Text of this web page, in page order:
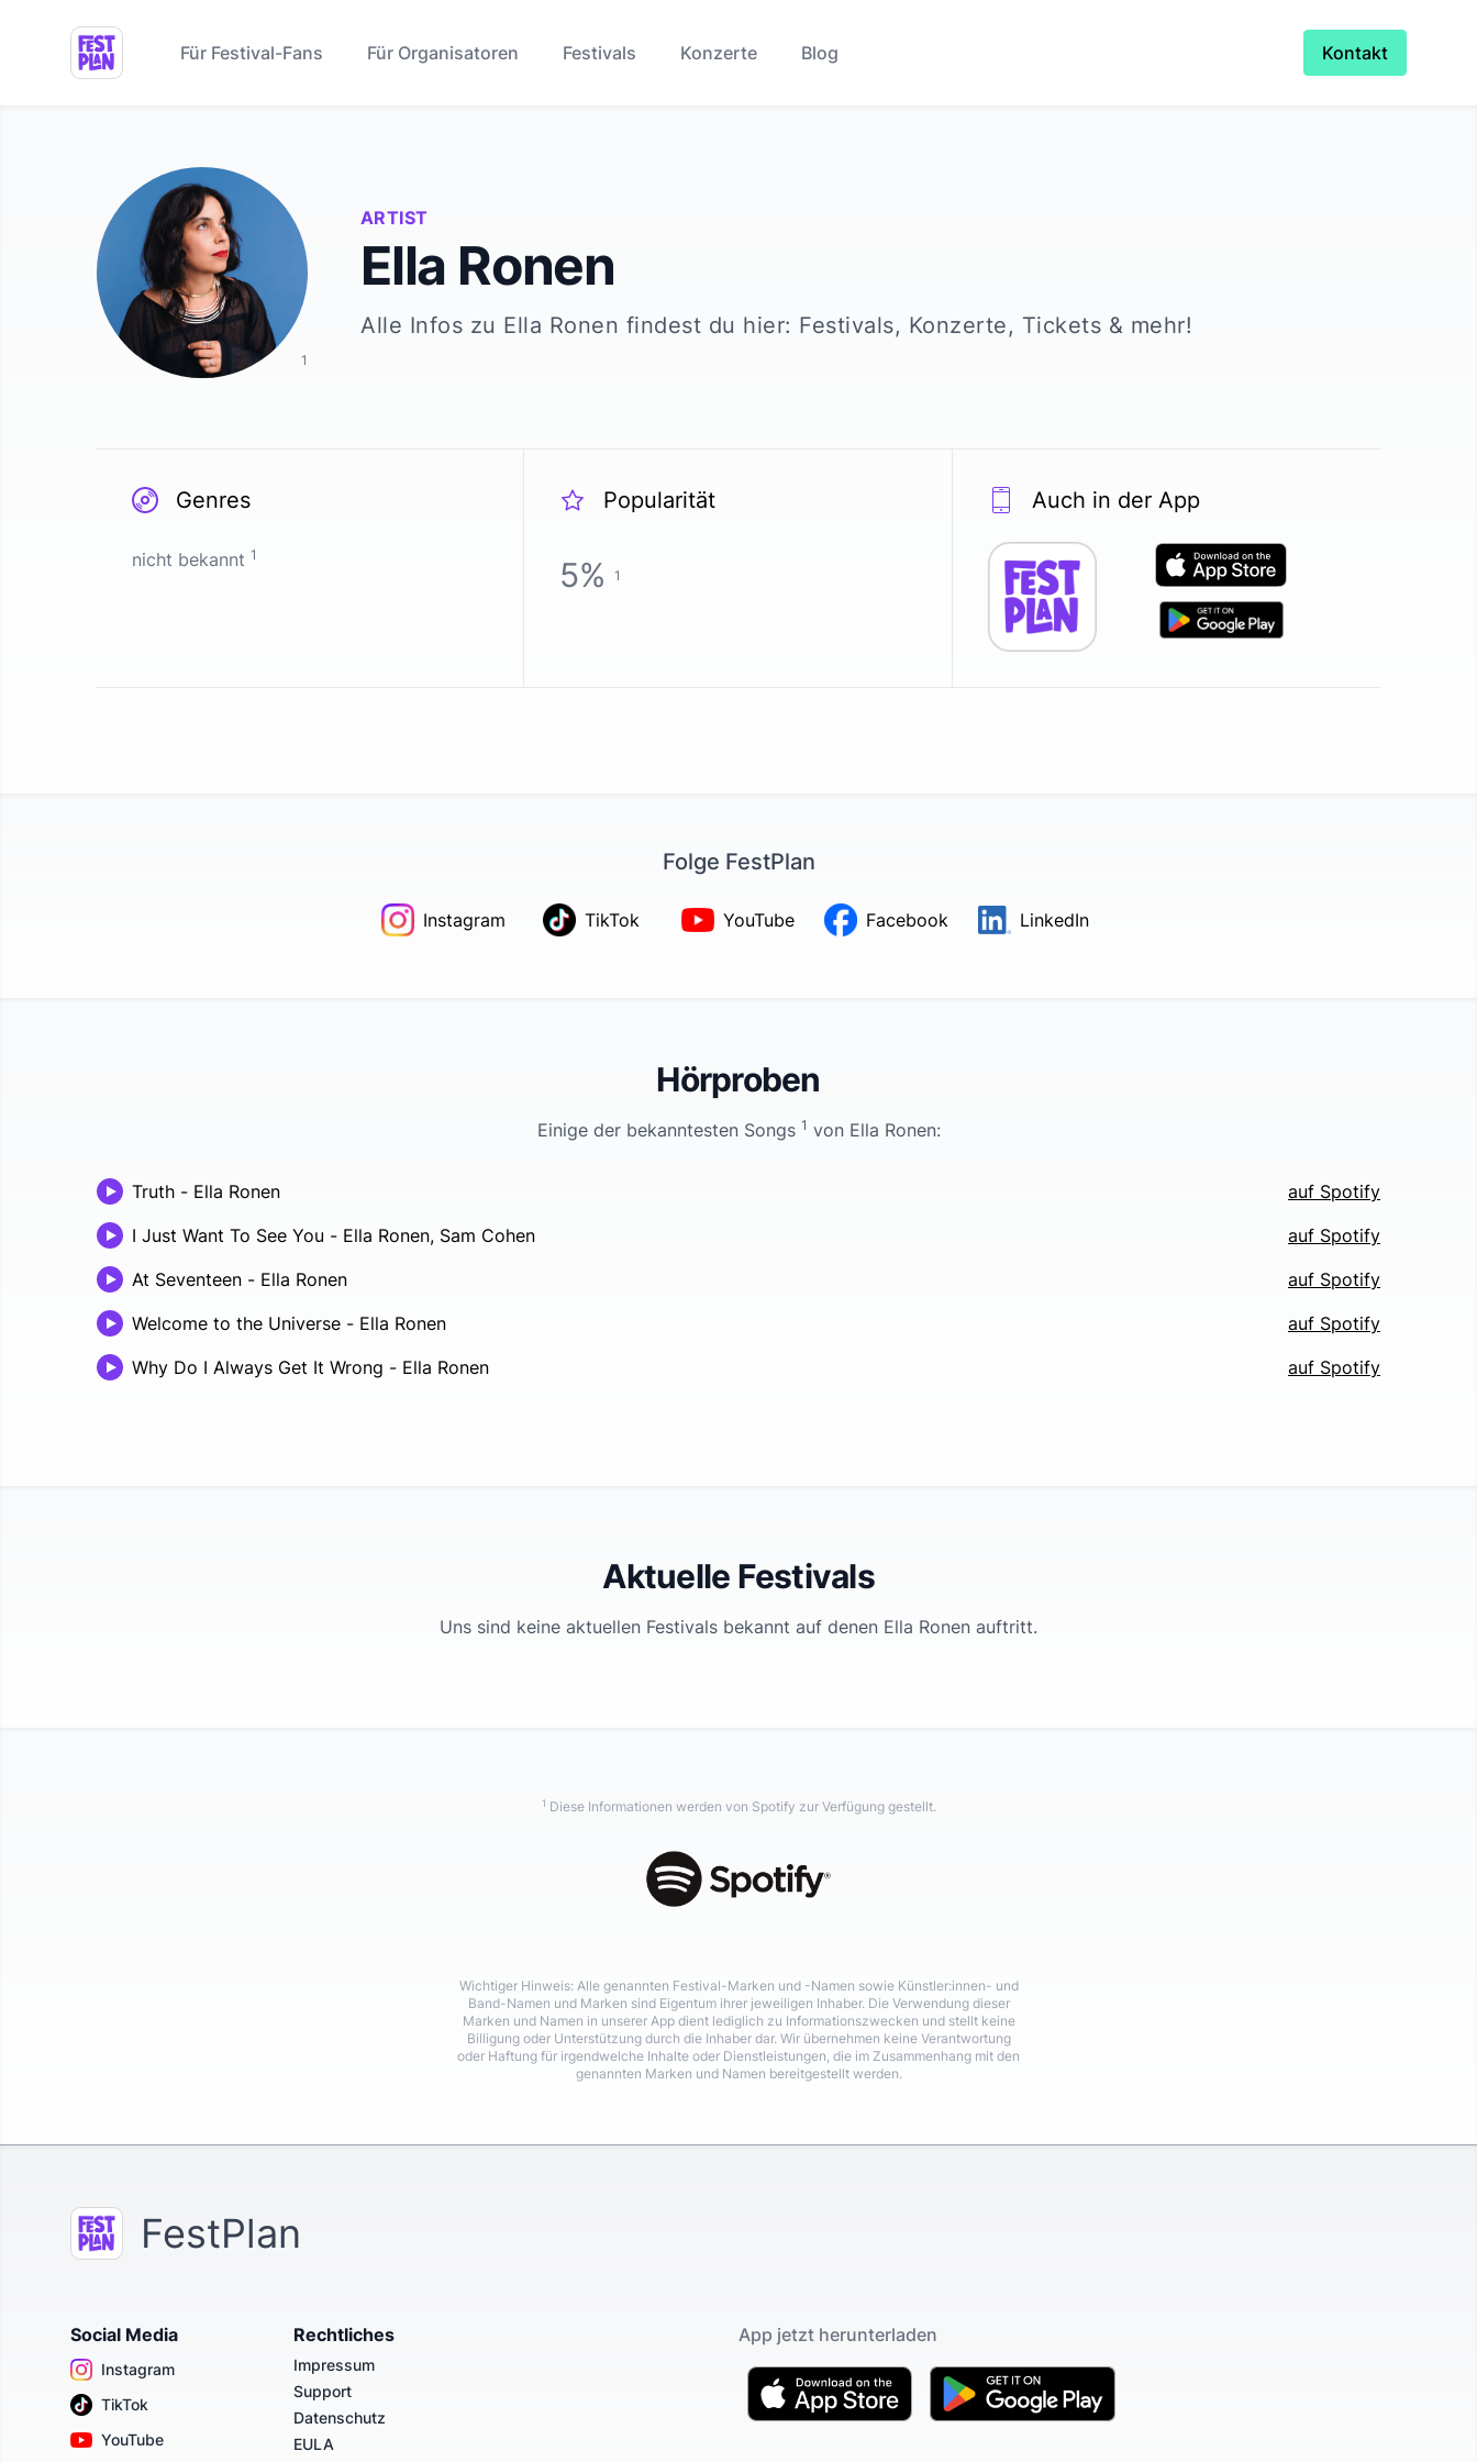
Für Festival-Fans Für Organisatoren Festivals Konzerte Blog Kontakt
ARTIST
Ella Ronen
Alle Infos zu Ella Ronen findest du hier: Festivals, Konzerte, Tickets & mehr!
1
Genres
nicht bekannt 1
Popularität
5% 1
Auch in der App
Folge FestPlan
Instagram TikTok YouTube Facebook LinkedIn
Hörproben
Einige der bekanntesten Songs 1 von Ella Ronen:
Truth - Ella Ronen
auf Spotify
I Just Want To See You - Ella Ronen, Sam Cohen
auf Spotify
At Seventeen - Ella Ronen
auf Spotify
Welcome to the Universe - Ella Ronen
auf Spotify
Why Do I Always Get It Wrong - Ella Ronen auf Spotify
Aktuelle Festivals
Uns sind keine aktuellen Festivals bekannt auf denen Ella Ronen auftritt.
1 Diese Informationen werden von Spotify zur Verfügung gestellt.
Wichtiger Hinweis: Alle genannten Festival-Marken und -Namen sowie Künstler:innen- und
Band-Namen und Marken sind Eigentum ihrer jeweiligen Inhaber. Die Verwendung dieser
Marken und Namen in unserer App dient lediglich zu Informationszwecken und stellt keine
Billigung oder Unterstützung durch die Inhaber dar. Wir übernehmen keine Verantwortung
oder Haftung für irgendwelche Inhalte oder Dienstleistungen, die im Zusammenhang mit den
genannten Marken und Namen bereitgestellt werden.
FestPlan
Social Media
Instagram
TikTok
YouTube
Rechtliches
Impressum
Support
Datenschutz
EULA
App jetzt herunterladen